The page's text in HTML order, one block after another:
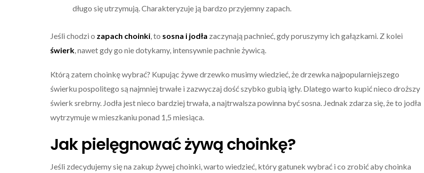
długo się utrzymują. Charakteryzuje ją bardzo przyjemny zapach.
Jeśli chodzi o zapach choinki , to sosna i jodła zaczynają pachnieć, gdy poruszymy ich gałązkami. Z kolei
świerk , nawet gdy go nie dotykamy, intensywnie pachnie żywicą.
Którą zatem choinkę wybrać? Kupując żywe drzewko musimy wiedzieć, że drzewka najpopularniejszego
świerku pospolitego są najmniej trwałe i zazwyczaj dość szybko gubią igły. Dlatego warto kupić nieco droższy
świerk srebrny. Jodła jest nieco bardziej trwała, a najtrwalsza powinna być sosna. Jednak zdarza się, że to jodła
wytrzymuje w mieszkaniu ponad 1,5 miesiąca.
Jak pielęgnować żywą choinkę?
Jeśli zdecydujemy się na zakup żywej choinki, warto wiedzieć, który gatunek wybrać i co zrobić aby choinka